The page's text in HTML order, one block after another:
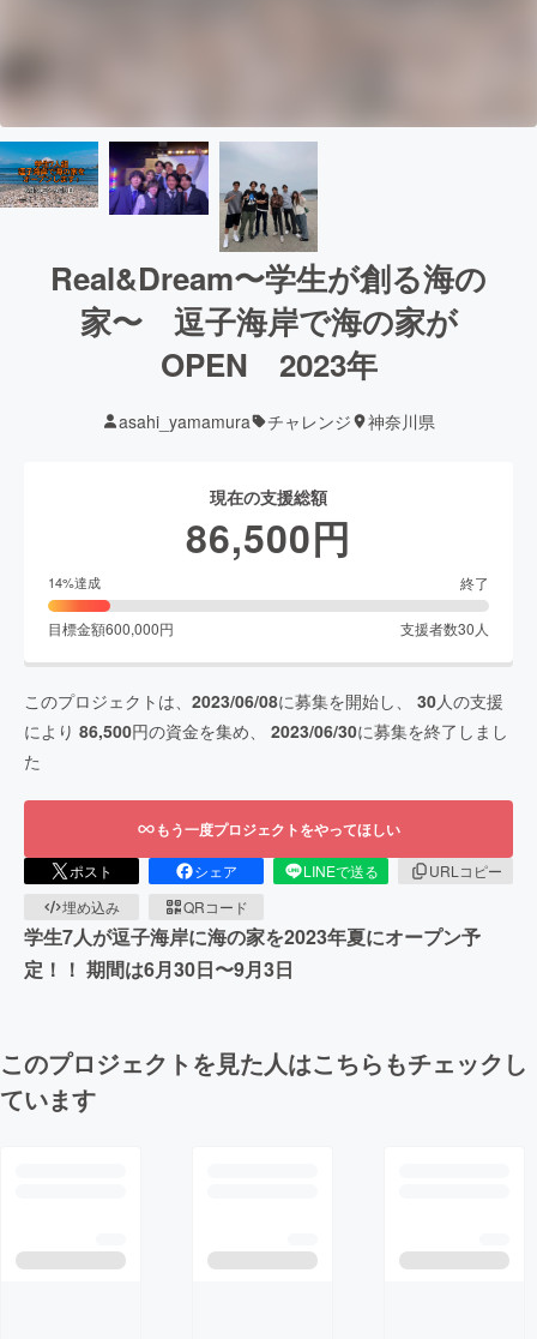
Real&Dream〜学生が創る海の
家〜 逗子海岸で海の家が
OPEN 2023年
asahi_yamamura チャレンジ 神奈川県
現在の支援総額
86,500円
14%達成 終了
目標金額600,000円 支援者数30 人
このプロジェクトは、 2023/06/08に募集を開始し、 30人の支援
により 86,500円の資金を集め、 2023/06/30に募集を終了しまし
た
もう一度プロジェクトをやってほしい
ポスト シェア LINEで送る
URLコピー
埋め込み
QRコード
学生7人が逗子海岸に海の家を2023年夏にオープン予
定！！ 期間は6月30日〜9月3日
このプロジェクトを見た人はこちらもチェックし
ています